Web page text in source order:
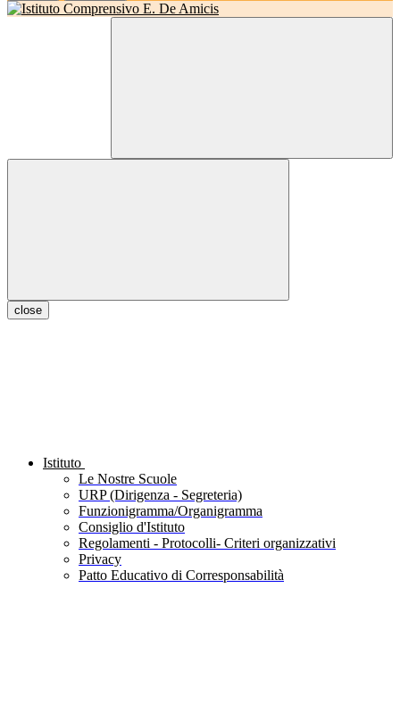
close
Istituto
Le Nostre Scuole
URP (Dirigenza - Segreteria)
Funzionigramma/Organigramma
Consiglio d'Istituto
Regolamenti - Protocolli- Criteri organizzativi
Privacy
Patto Educativo di Corresponsabilità